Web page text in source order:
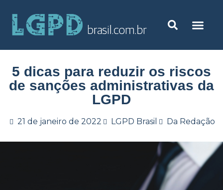
5 dicas para reduzir os riscos
de sanções administrativas da
LGPD
21 de janeiro de 2022 LGPD Brasil Da Redação